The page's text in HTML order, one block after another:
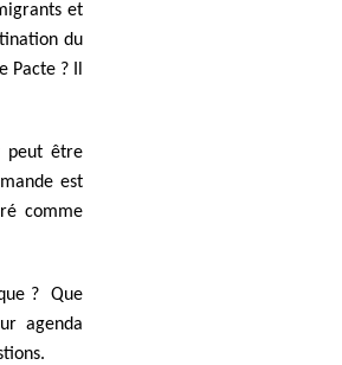
et
du
Pacte ? Il
peut être
est
comme
? Que
agenda